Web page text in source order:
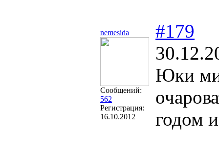
nemesida
Сообщений:
562
Регистрация:
16.10.2012
#179
Юки
годом